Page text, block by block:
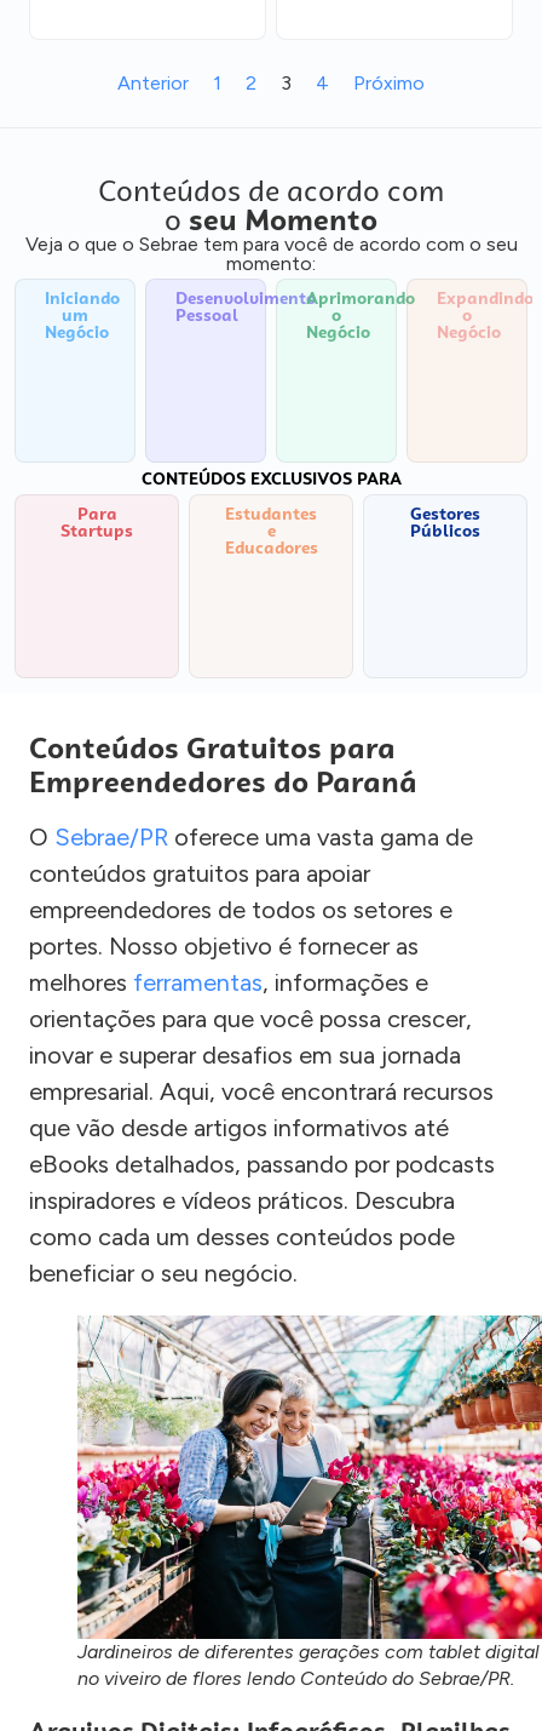
Anterior 1 2 3 4 Próximo
Conteúdos de acordo com
o seu Momento
Veja o que o Sebrae tem para você de acordo com o seu
momento:
Iniciando
um
Negócio
Desenvolvimento
Pessoal
Aprimorando
o
Negócio
Expandindo
o
Negócio
CONTEÚDOS EXCLUSIVOS PARA
Para
Startups
Estudantes
e
Educadores
Gestores
Públicos
Conteúdos Gratuitos para
Empreendedores do Paraná
O Sebrae/PR oferece uma vasta gama de
conteúdos gratuitos para apoiar
empreendedores de todos os setores e
portes. Nosso objetivo é fornecer as
melhores ferramentas, informações e
orientações para que você possa crescer,
inovar e superar desafios em sua jornada
empresarial. Aqui, você encontrará recursos
que vão desde artigos informativos até
eBooks detalhados, passando por podcasts
inspiradores e vídeos práticos. Descubra
como cada um desses conteúdos pode
beneficiar o seu negócio.
Jardineiros de diferentes gerações com tablet digital
no viveiro de flores lendo Conteúdo do Sebrae/PR.